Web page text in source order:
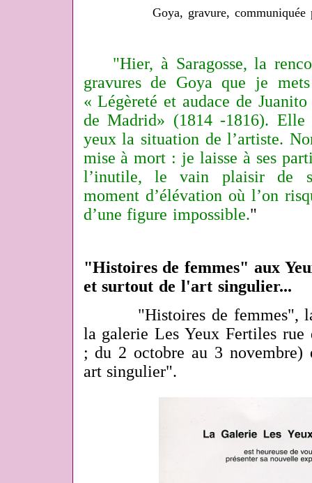
Goya, gravure, communiquée
"Hier, à Saragosse, la
gravures de Goya que je
« Légèreté et audace de
de Madrid» (1814 -1816).
yeux la situation de l’artiste.
mise à mort : je laisse à ses
l’inutile, le vain plaisir de
moment d’élévation où l’on
d’une figure impossible."
"Histoires de femmes" aux
et surtout de l'art singulier...
"Histoires de femmes",
la galerie Les Yeux Fertiles
; du 2 octobre au 3 novembre)
art singulier".